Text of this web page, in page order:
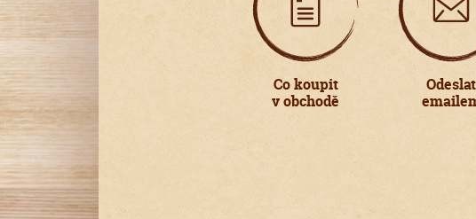
Co koupit
v obchodě
Odeslat